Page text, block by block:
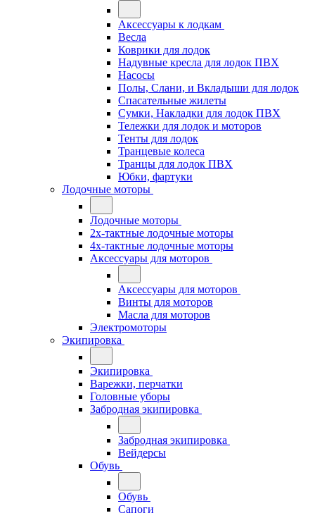
Аксессуары к лодкам
Весла
Коврики для лодок
Надувные кресла для лодок ПВХ
Насосы
Полы, Слани, и Вкладыши для лодок
Спасательные жилеты
Сумки, Накладки для лодок ПВХ
Тележки для лодок и моторов
Тенты для лодок
Транцевые колеса
Транцы для лодок ПВХ
Юбки, фартуки
Лодочные моторы
Лодочные моторы
2х-тактные лодочные моторы
4х-тактные лодочные моторы
Аксессуары для моторов
Аксессуары для моторов
Винты для моторов
Масла для моторов
Электромоторы
Экипировка
Экипировка
Варежки, перчатки
Головные уборы
Забродная экипировка
Забродная экипировка
Вейдерсы
Обувь
Обувь
Сапоги